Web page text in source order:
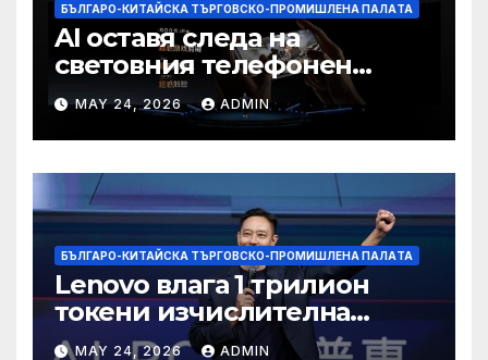
БЪЛГАРО-КИТАЙСКА ТЪРГОВСКО-ПРОМИШЛЕНА ПАЛAТА
AI оставя следа на
световния телефонен
пазар
MAY 24, 2026 ADMIN
БЪЛГАРО-КИТАЙСКА ТЪРГОВСКО-ПРОМИШЛЕНА ПАЛAТА
Lenovo влага 1 трилион
токени изчислителна
мощност в AI екосистемата
MAY 24, 2026 ADMIN